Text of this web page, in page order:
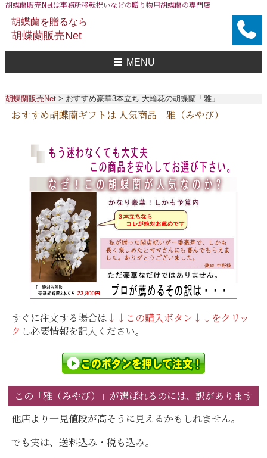
胡蝶蘭販売Netは事務所移転祝いなどの贈り物用胡蝶蘭の専門店
胡蝶蘭を贈るなら
胡蝶蘭販売Net
MENU
胡蝶蘭販売Net> おすすめ豪華3本立ち 大輪花の胡蝶蘭「雅」
おすすめ胡蝶蘭ギフトは 人気商品 雅（みやび）
すぐに注文する場合は↓↓この購入ボタン↓↓をクリッ
ク し必要情報を記入ください。
この「雅（みやび）」が選ばれるのには、訳があります
他店より一見値段が高そうに見えるかもしれません。
でも実は、送料込み・税も込み。